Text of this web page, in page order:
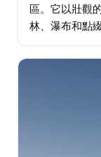
區。它以壯觀
林、瀑布和點
Echo Point 享